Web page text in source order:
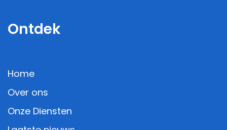
Ontdek
Home
Over ons
Onze Diensten